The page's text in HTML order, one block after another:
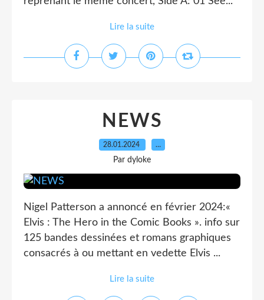
Lire la suite
NEWS
28.01.2024 …
Par dyloke
Nigel Patterson a annoncé en février 2024:«
Elvis : The Hero in the Comic Books ». info sur
125 bandes dessinées et romans graphiques
consacrés à ou mettant en vedette Elvis ...
Lire la suite